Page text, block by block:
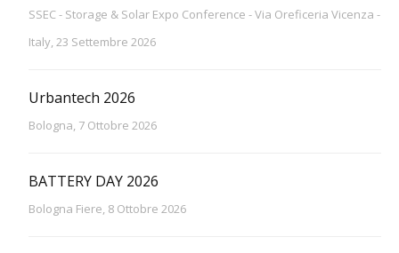
SSEC - Storage & Solar Expo Conference - Via Oreficeria Vicenza -
Italy, 23 Settembre 2026
Urbantech 2026
Bologna, 7 Ottobre 2026
BATTERY DAY 2026
Bologna Fiere, 8 Ottobre 2026